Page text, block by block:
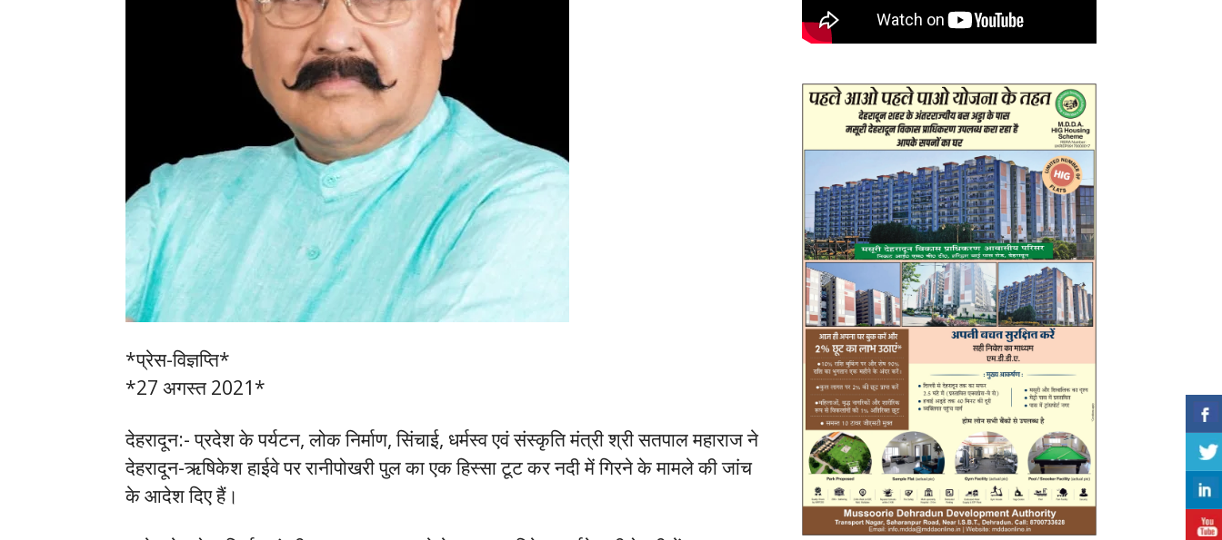
*प्रेस-विज्ञप्ति*
*27 अगस्त 2021*
देहरादून:- प्रदेश के पर्यटन, लोक निर्माण, सिंचाई, धर्मस्व एवं संस्कृति मंत्री श्री सतपाल महाराज ने
देहरादून-ऋषिकेश हाईवे पर रानीपोखरी पुल का एक हिस्सा टूट कर नदी में गिरने के मामले की जांच
के आदेश दिए हैं।